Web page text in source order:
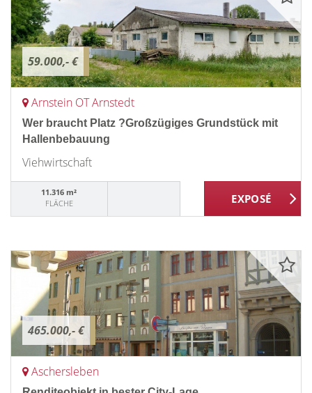
59.000,- €
Arnstein OT Arnstedt
Wer braucht Platz ?Großzügiges Grundstück mit
Hallenbebauung
Viehwirtschaft
11.316 m²
FLÄCHE
465.000,- €
Aschersleben